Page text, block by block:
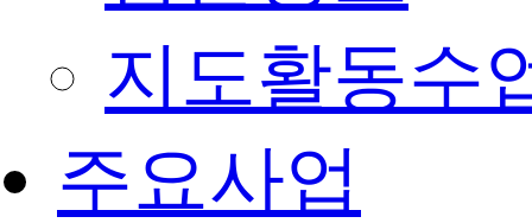
지도활동수
주요사업